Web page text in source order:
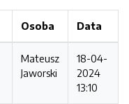
Osoba Data
Mateusz
Jaworski
18-04-
2024
13:10